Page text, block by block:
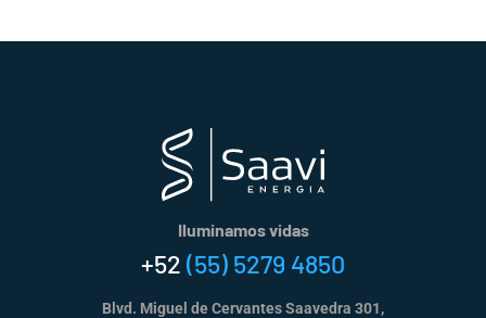
Iluminamos vidas
+52 (55) 5279 4850
Blvd. Miguel de Cervantes Saavedra 301,